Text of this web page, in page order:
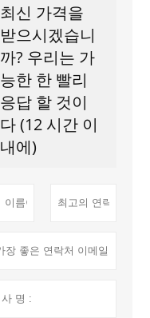
최신 가격을
받으시겠습니
까? 우리는 가
능한 한 빨리
응답 할 것이
다 (12 시간 이
내에)